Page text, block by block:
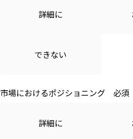
詳細に
できない
市場におけるポジショニング
詳細に